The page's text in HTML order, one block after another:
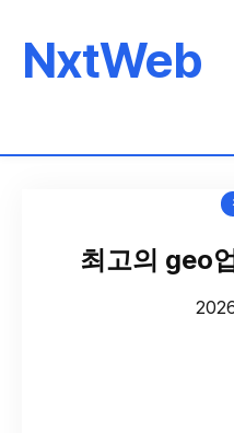
NxtWeb
최고의 geo